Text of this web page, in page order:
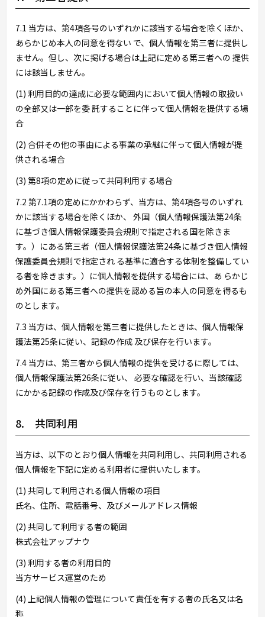
7.1 当方は、第4項各号のいずれかに該当する場合を除くほか、
あらかじめ本人の同意を得ない で、個人情報を第三者に提供し
ません。但し、次に掲げる場合は上記に定める第三者への 提供
には該当しません。
(1) 利用目的の達成に必要な範囲内において個人情報の取扱い
の全部又は一部を委 託することに伴って個人情報を提供する場
合
(2) 合併その他の事由による事業の承継に伴って個人情報が提
供される場合
(3) 第8項の定めに従って共同利用する場合
7.2 第7.1項の定めにかかわらず、当方は、第4項各号のいずれ
かに該当する場合を除くほか、 外国（個人情報保護法第24条
に基づき個人情報保護委員会規則で指定される国を除きま
す。）にある第三者（個人情報保護法第24条に基づき個人情報
保護委員会規則で指定され る基準に適合する体制を整備してい
る者を除きます。）に個人情報を提供する場合には、あ らかじ
め外国にある第三者への提供を認める旨の本人の同意を得るも
のとします。
7.3 当方は、個人情報を第三者に提供したときは、個人情報保
護法第25条に従い、記録の作成 及び保存を行います。
7.4 当方は、第三者から個人情報の提供を受けるに際しては、
個人情報保護法第26条に従い、 必要な確認を行い、当該確認
にかかる記録の作成及び保存を行うものとします。
8. 共同利用
当方は、以下のとおり個人情報を共同利用し、共同利用される
個人情報を下記に定める利用者に提供いたします。
(1) 共同して利用される個人情報の項目
氏名、住所、電話番号、及びメールアドレス情報
(2) 共同して利用する者の範囲
株式会社アップナウ
(3) 利用する者の利用目的
当方サービス運営のため
(4) 上記個人情報の管理について責任を有する者の氏名又は名
称